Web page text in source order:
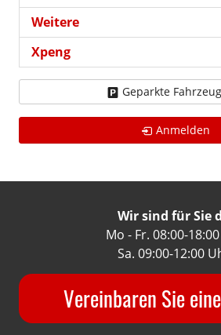
Weitere
Xpeng
Geparkte
Anmelden
Wir sind für Sie
Mo - Fr. 08:00-
Sa. 09:00-12:00
Vereinbaren Sie